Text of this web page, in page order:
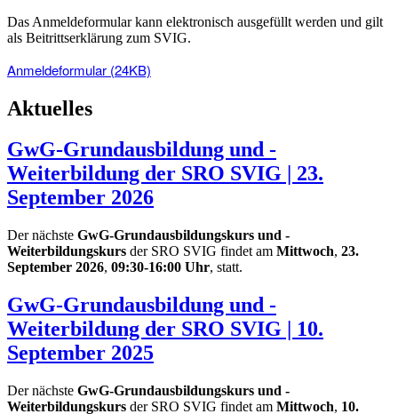
Das Anmeldeformular kann elektronisch ausgefüllt werden und gilt
als Beitrittserklärung zum SVIG.
Anmeldeformular (24KB)
Aktuelles
GwG-Grundausbildung und -
Weiterbildung der SRO SVIG | 23.
September 2026
Der nächste GwG-Grundausbildungskurs und -
Weiterbildungskurs der SRO SVIG findet am Mittwoch, 23.
September 2026, 09:30-16:00 Uhr, statt.
GwG-Grundausbildung und -
Weiterbildung der SRO SVIG | 10.
September 2025
Der nächste GwG-Grundausbildungskurs und -
Weiterbildungskurs der SRO SVIG findet am Mittwoch, 10.